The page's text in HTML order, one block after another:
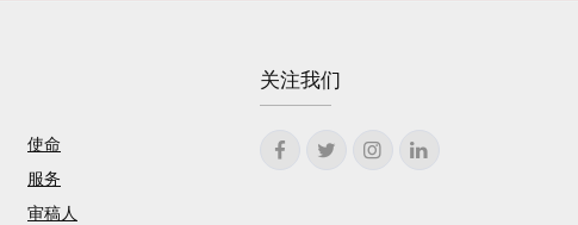
使命
服务
审稿人
关注我们